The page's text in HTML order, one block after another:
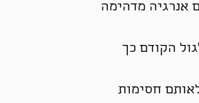
אנרגיה מדהימה
הקודם כך
חסימות